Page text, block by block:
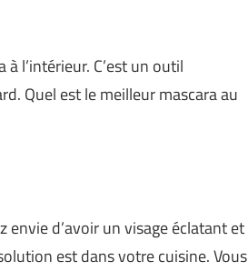
l’intérieur. C’est un outil
Quel est le meilleur mascara au
envie d’avoir un visage éclatant et
est dans votre cuisine. Vous